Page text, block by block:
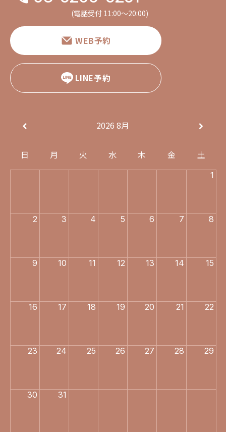
(電話受付 11:00〜20:00)
WEB予約
LINE予約
2026 8月
日 月 火 水 木 金 土
1
2 3 4 5 6 7 8
9 10 11 12 13 14 15
16 17 18 19 20 21 22
23 24 25 26 27 28 29
30 31